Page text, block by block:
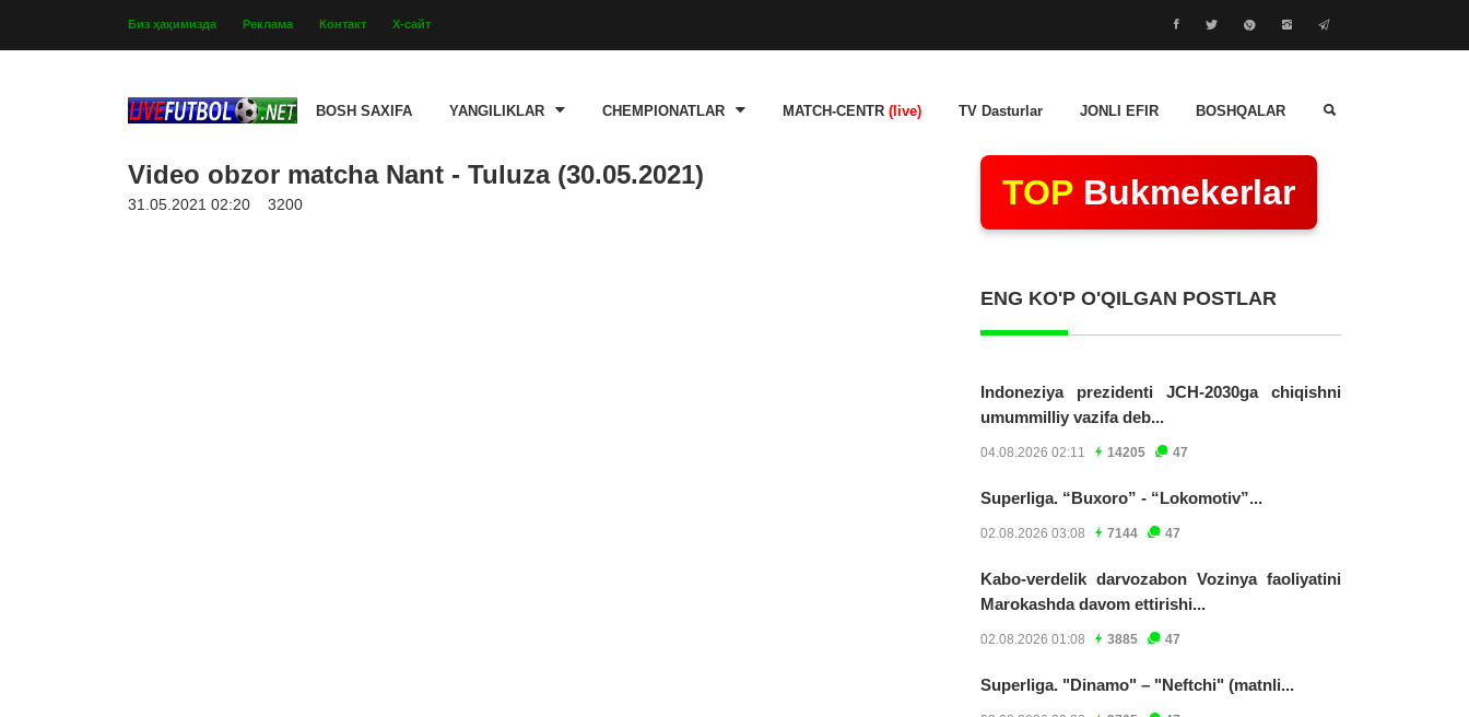
Биз ҳақимизда Реклама Контакт Х-сайт
BOSH SAXIFA YANGILIKLAR CHEMPIONATLAR MATCH-CENTR (live) TV Dasturlar JONLI EFIR BOSHQALAR
Video obzor matcha Nant - Tuluza (30.05.2021)
31.05.2021 02:20 3200 TOP Bukmekerlar
ENG KO'P O'QILGAN POSTLAR
Indoneziya prezidenti JCH-2030ga chiqishni
umummilliy vazifa deb...
04.08.2026 02:11 14205 47
Superliga. “Buxoro” - “Lokomotiv”...
02.08.2026 03:08 7144 47
Kabo-verdelik darvozabon Vozinya faoliyatini
Marokashda davom ettirishi...
02.08.2026 01:08 3885 47
Superliga. "Dinamo" – "Neftchi" (matnli...